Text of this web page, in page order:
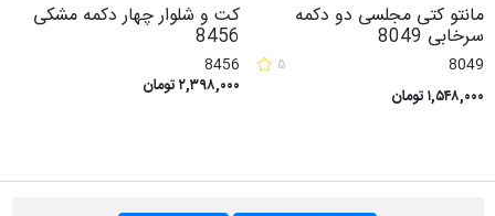
مانتو کتی مجلسی دو دکمه
سرخابی 8049
8049
۵
۱,۵۴۸,۰۰۰ تومان
کت و شلوار چهار دکمه مشکی
8456
8456
۲,۳۹۸,۰۰۰ تومان